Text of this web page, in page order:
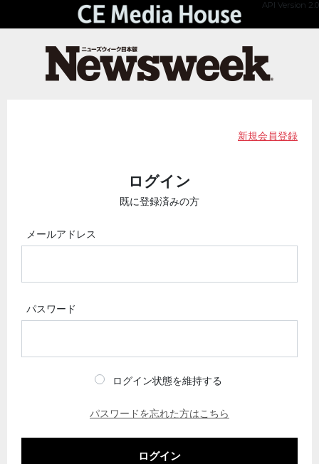
API Version 2.0
新規会員登録
ログイン
既に登録済みの方
メールアドレス
パスワード
ログイン状態を維持する
パスワードを忘れた方はこちら
ログイン